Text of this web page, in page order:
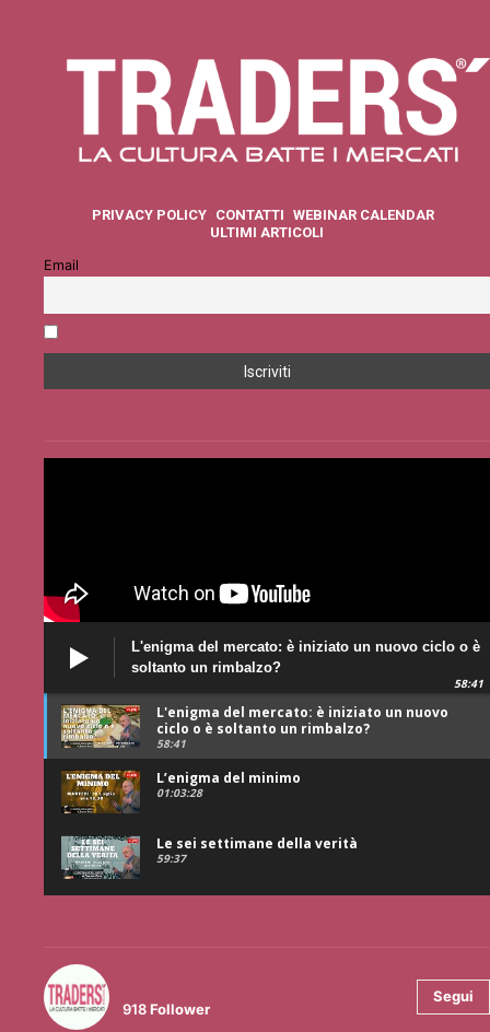
PRIVACY POLICY CONTATTI WEBINAR CALENDAR
ULTIMI ARTICOLI
Email
L'enigma del mercato: è iniziato un nuovo ciclo o è
soltanto un rimbalzo?
58:41
L'enigma del mercato: è iniziato un nuovo
ciclo o è soltanto un rimbalzo?
58:41
L’enigma del minimo
01:03:28
Le sei settimane della verità
59:37
918Follower
Segui